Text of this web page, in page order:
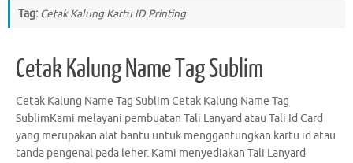
Tag: Cetak Kalung Kartu ID Printing
Cetak Kalung Name Tag Sublim
Cetak Kalung Name Tag Sublim Cetak Kalung Name Tag
SublimKami melayani pembuatan Tali Lanyard atau Tali Id Card
yang merupakan alat bantu untuk menggantungkan kartu id atau
tanda pengenal pada leher. Kami menyediakan Tali Lanyard